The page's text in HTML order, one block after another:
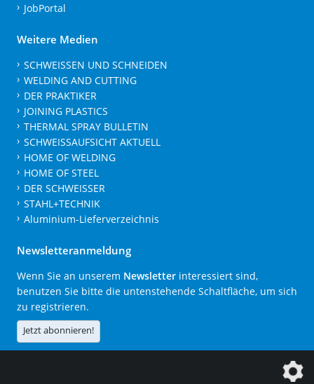
JobPortal
Weitere Medien
SCHWEISSEN UND SCHNEIDEN
WELDING AND CUTTING
DER PRAKTIKER
JOINING PLASTICS
THERMAL SPRAY BULLETIN
SCHWEISSAUFSICHT AKTUELL
HOME OF WELDING
HOME OF STEEL
DER SCHWEISSER
STAHL+TECHNIK
Aluminium-Lieferverzeichnis
Newsletteranmeldung
Wenn Sie an unserem Newsletter interessiert sind,
benutzen Sie bitte die untenstehende Schaltfläche, um sich
zu registrieren.
Jetzt abonnieren!